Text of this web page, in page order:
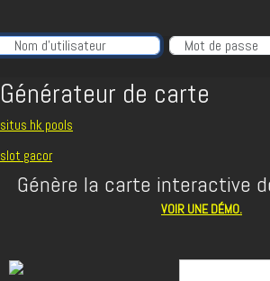
Nom d'utilisateur
Générateur de carte
situs hk pools
slot gacor
Génère la carte interactive
VOIR UNE DÉMO.